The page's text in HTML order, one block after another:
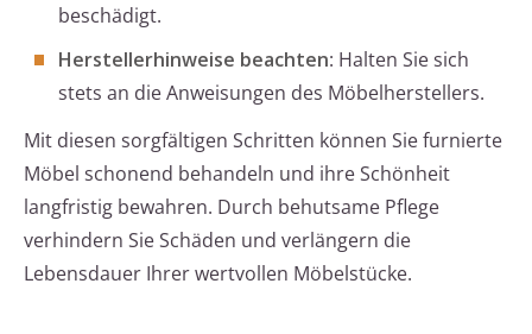
beschädigt.
Herstellerhinweise beachten: Halten Sie sich
stets an die Anweisungen des Möbelherstellers.
Mit diesen sorgfältigen Schritten können Sie furnierte
Möbel schonend behandeln und ihre Schönheit
langfristig bewahren. Durch behutsame Pflege
verhindern Sie Schäden und verlängern die
Lebensdauer Ihrer wertvollen Möbelstücke.